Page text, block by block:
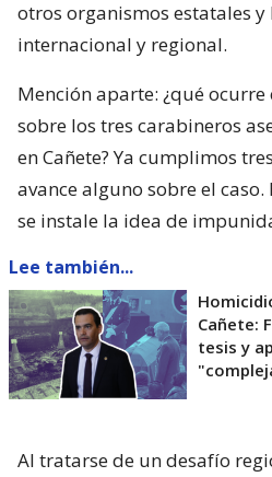
otros organismos estatales
internacional y regional.
Mención aparte: ¿qué
sobre los tres carabineros
en Cañete? Ya cumplimos
avance alguno sobre el
se instale la idea de
Lee también...
Cañete:
tesis y
Al tratarse de un desafío